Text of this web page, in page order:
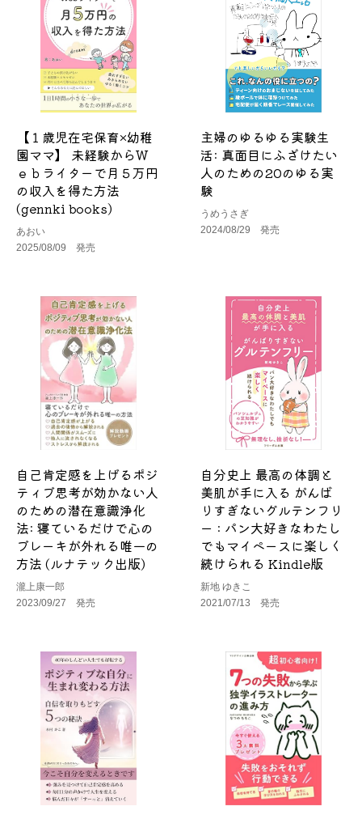
【１歳児在宅保育×幼稚
園ママ】 未経験からＷ
ｅｂライターで月５万円
の収入を得た方法
(gennki books)
あおい
2025/08/09 発売
主婦のゆるゆる実験生
活: 真面目にふざけたい
人のための20のゆる実
験
うめうさぎ
2024/08/29 発売
自己肯定感を上げるポジ
ティブ思考が効かない人
のための潜在意識浄化
法: 寝ているだけで心の
ブレーキが外れる唯一の
方法 (ルナテック出版)
瀧上康一郎
2023/09/27 発売
自分史上 最高の体調と
美肌が手に入る がんば
りすぎないグルテンフリ
ー : パン大好きなわたし
でもマイペースに楽しく
続けられる Kindle版
新地 ゆきこ
2021/07/13 発売